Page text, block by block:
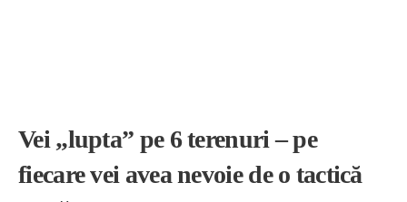
Vei „lupta” pe 6 terenuri – pe
fiecare vei avea nevoie de o tactică